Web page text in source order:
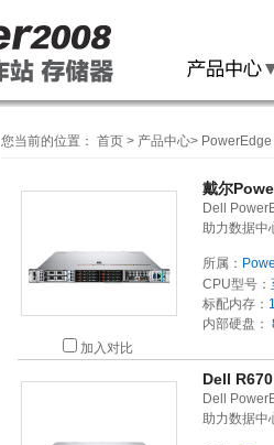
您当前的位置： 首页 > 产品中心>
加入对比
戴尔
Dell
助力数据中
所属：
CPU型号：
标配内存：
内部硬盘：
Dell
Dell
助力数据中